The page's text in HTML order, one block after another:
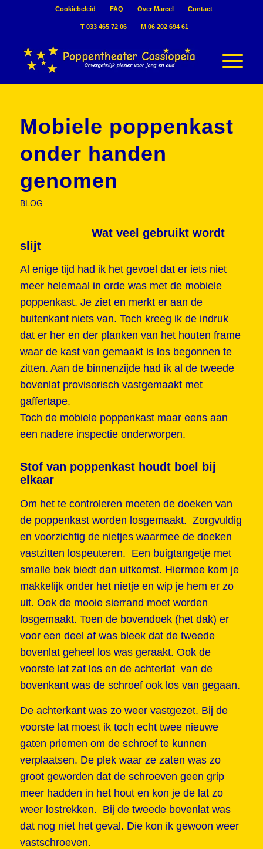
Cookiebeleid FAQ Over Marcel Contact
T 033 465 72 06 M 06 202 694 61
Mobiele poppenkast
onder handen
genomen
BLOG
Wat veel gebruikt wordt
slijt
Al enige tijd had ik het gevoel dat er iets niet
meer helemaal in orde was met de mobiele
poppenkast. Je ziet en merkt er aan de
buitenkant niets van. Toch kreeg ik de indruk
dat er her en der planken van het houten frame
waar de kast van gemaakt is los begonnen te
zitten. Aan de binnenzijde had ik al de tweede
bovenlat provisorisch vastgemaakt met
gaffertape.
Toch de mobiele poppenkast maar eens aan
een nadere inspectie onderworpen.
Stof van poppenkast houdt boel bij
elkaar
Om het te controleren moeten de doeken van
de poppenkast worden losgemaakt. Zorgvuldig
en voorzichtig de nietjes waarmee de doeken
vastzitten lospeuteren. Een buigtangetje met
smalle bek biedt dan uitkomst. Hiermee kom je
makkelijk onder het nietje en wip je hem er zo
uit. Ook de mooie sierrand moet worden
losgemaakt. Toen de bovendoek (het dak) er
voor een deel af was bleek dat de tweede
bovenlat geheel los was geraakt. Ook de
voorste lat zat los en de achterlat van de
bovenkant was de schroef ook los van gegaan.
De achterkant was zo weer vastgezet. Bij de
voorste lat moest ik toch echt twee nieuwe
gaten priemen om de schroef te kunnen
verplaatsen. De plek waar ze zaten was zo
groot geworden dat de schroeven geen grip
meer hadden in het hout en kon je de lat zo
weer lostrekken. Bij de tweede bovenlat was
dat nog niet het geval. Die kon ik gewoon weer
vastschroeven.